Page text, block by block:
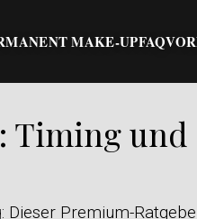
MAKE-UPFAQ
Timing und
: Dieser Premium-